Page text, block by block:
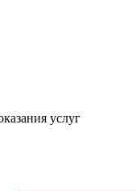
услуг